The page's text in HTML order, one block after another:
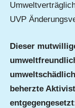
UVP
Dieser
beherzte